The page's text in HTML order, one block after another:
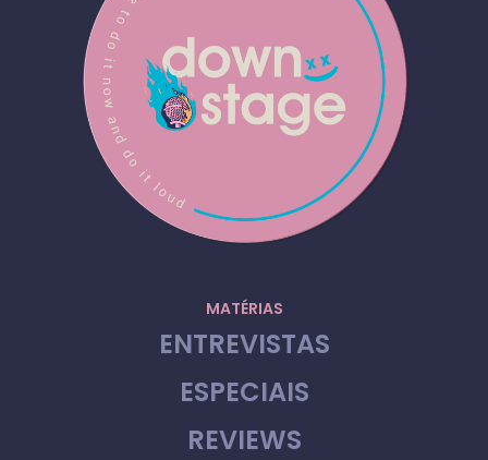
MATÉRIAS
ENTREVISTAS
ESPECIAIS
REVIEWS